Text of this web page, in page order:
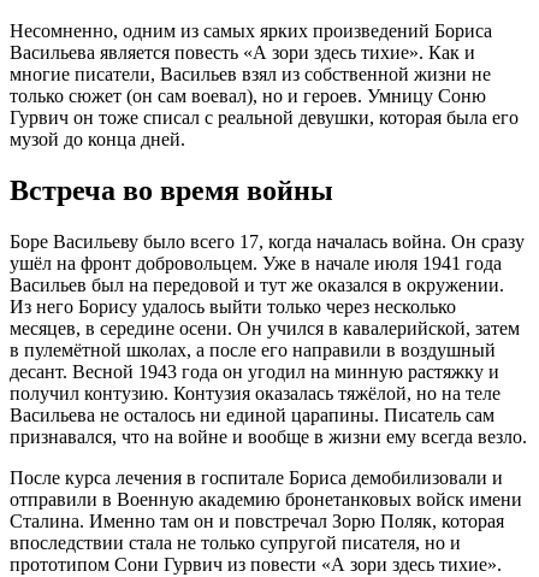
Несомненно, одним из самых ярких произведений Бориса
Васильева является повесть «А зори здесь тихие». Как и
многие писатели, Васильев взял из собственной жизни не
только сюжет (он сам воевал), но и героев. Умницу Соню
Гурвич он тоже списал с реальной девушки, которая была его
музой до конца дней.
Встреча во время войны
Боре Васильеву было всего 17, когда началась война. Он сразу
ушёл на фронт добровольцем. Уже в начале июля 1941 года
Васильев был на передовой и тут же оказался в окружении.
Из него Борису удалось выйти только через несколько
месяцев, в середине осени. Он учился в кавалерийской, затем
в пулемётной школах, а после его направили в воздушный
десант. Весной 1943 года он угодил на минную растяжку и
получил контузию. Контузия оказалась тяжёлой, но на теле
Васильева не осталось ни единой царапины. Писатель сам
признавался, что на войне и вообще в жизни ему всегда везло.
После курса лечения в госпитале Бориса демобилизовали и
отправили в Военную академию бронетанковых войск имени
Сталина. Именно там он и повстречал Зорю Поляк, которая
впоследствии стала не только супругой писателя, но и
прототипом Сони Гурвич из повести «А зори здесь тихие».